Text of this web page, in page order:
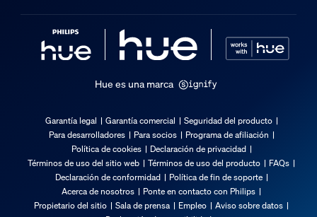
Hue es una marca
Garantía legal Garantía comercial
Seguridad del producto
Para desarrolladores
Para socios
Programa de afiliación
Política de cookies
Declaración de privacidad
Términos de uso del sitio web
Términos de uso del producto
FAQs
Declaración de conformidad
Política de fin de soporte
Acerca de nosotros
Ponte en contacto con Philips
Propietario del sitio
Sala de prensa Empleo
Aviso sobre datos